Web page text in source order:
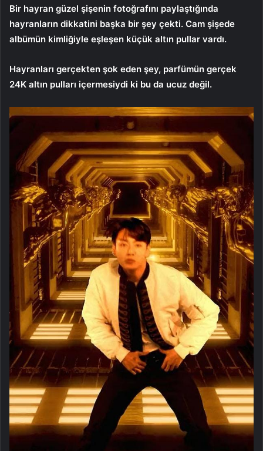
Bir hayran güzel şişenin fotoğrafını paylaştığında
hayranların dikkatini başka bir şey çekti. Cam şişede
albümün kimliğiyle eşleşen küçük altın pullar vardı.
Hayranları gerçekten şok eden şey, parfümün gerçek
24K altın pulları içermesiydi ki bu da ucuz değil.